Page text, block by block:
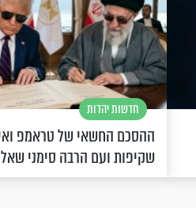
חדשות יהדות
ההסכם החשאי של טראמפ
שקיפות ועם הרבה סימני